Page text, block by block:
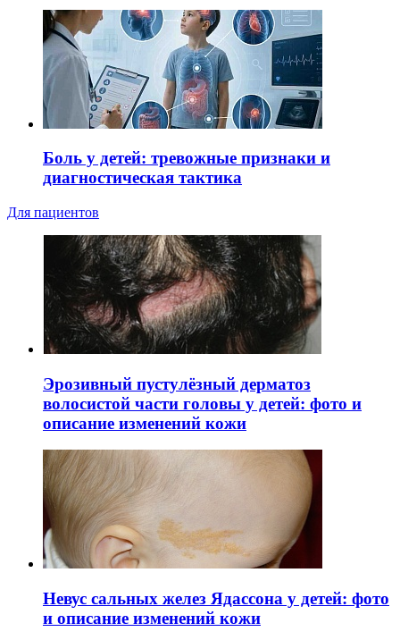
Боль у детей: тревожные признаки и
диагностическая тактика
Для пациентов
Эрозивный пустулёзный дерматоз
волосистой части головы у детей: фото и
описание изменений кожи
Невус сальных желез Ядассона у детей: фото
и описание изменений кожи